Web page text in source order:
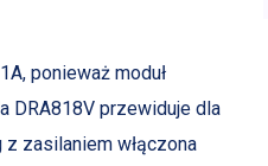
ponieważ moduł
DRA818V przewiduje dla
zasilaniem włączona